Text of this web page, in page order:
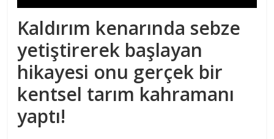
Kaldırım kenarında sebze
yetiştirerek başlayan
hikayesi onu gerçek bir
kentsel tarım kahramanı
yaptı!